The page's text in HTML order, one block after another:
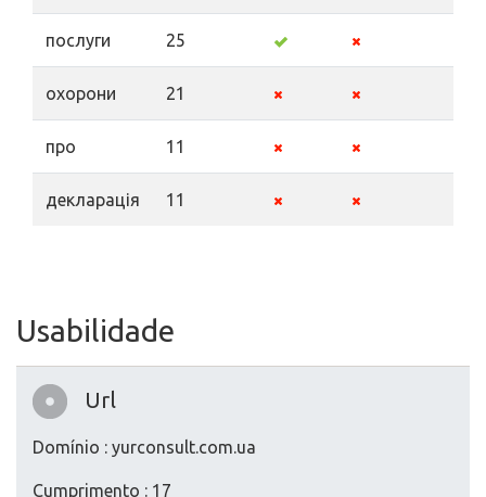
послуги 25
охорони 21
про 11
декларація 11
Usabilidade
Url
Domínio : yurconsult.com.ua
Cumprimento : 17